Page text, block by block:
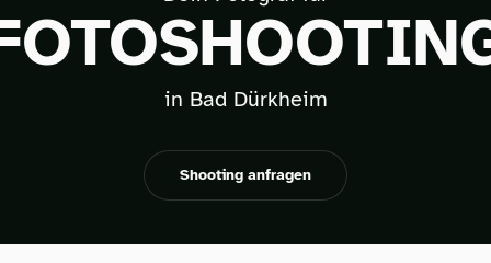
in Bad Dürkheim
Shooting anfragen